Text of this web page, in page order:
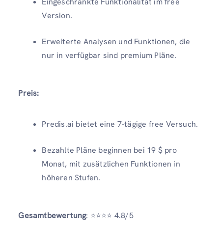
Version.
Erweiterte Analysen und Funktionen, die
nur in verfügbar sind premium Pläne.
Preis:
Predis.ai bietet eine 7-tägige free Versuch.
Bezahlte Pläne beginnen bei 19 $ pro
Monat, mit zusätzlichen Funktionen in
höheren Stufen.
Gesamtbewertung: ⭐️⭐️⭐️⭐️ 4.8/5